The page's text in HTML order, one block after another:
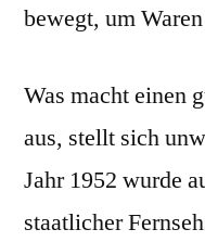
bewegt, um
Was macht einen
aus, stellt sich
Jahr 1952 wurde
staatlicher